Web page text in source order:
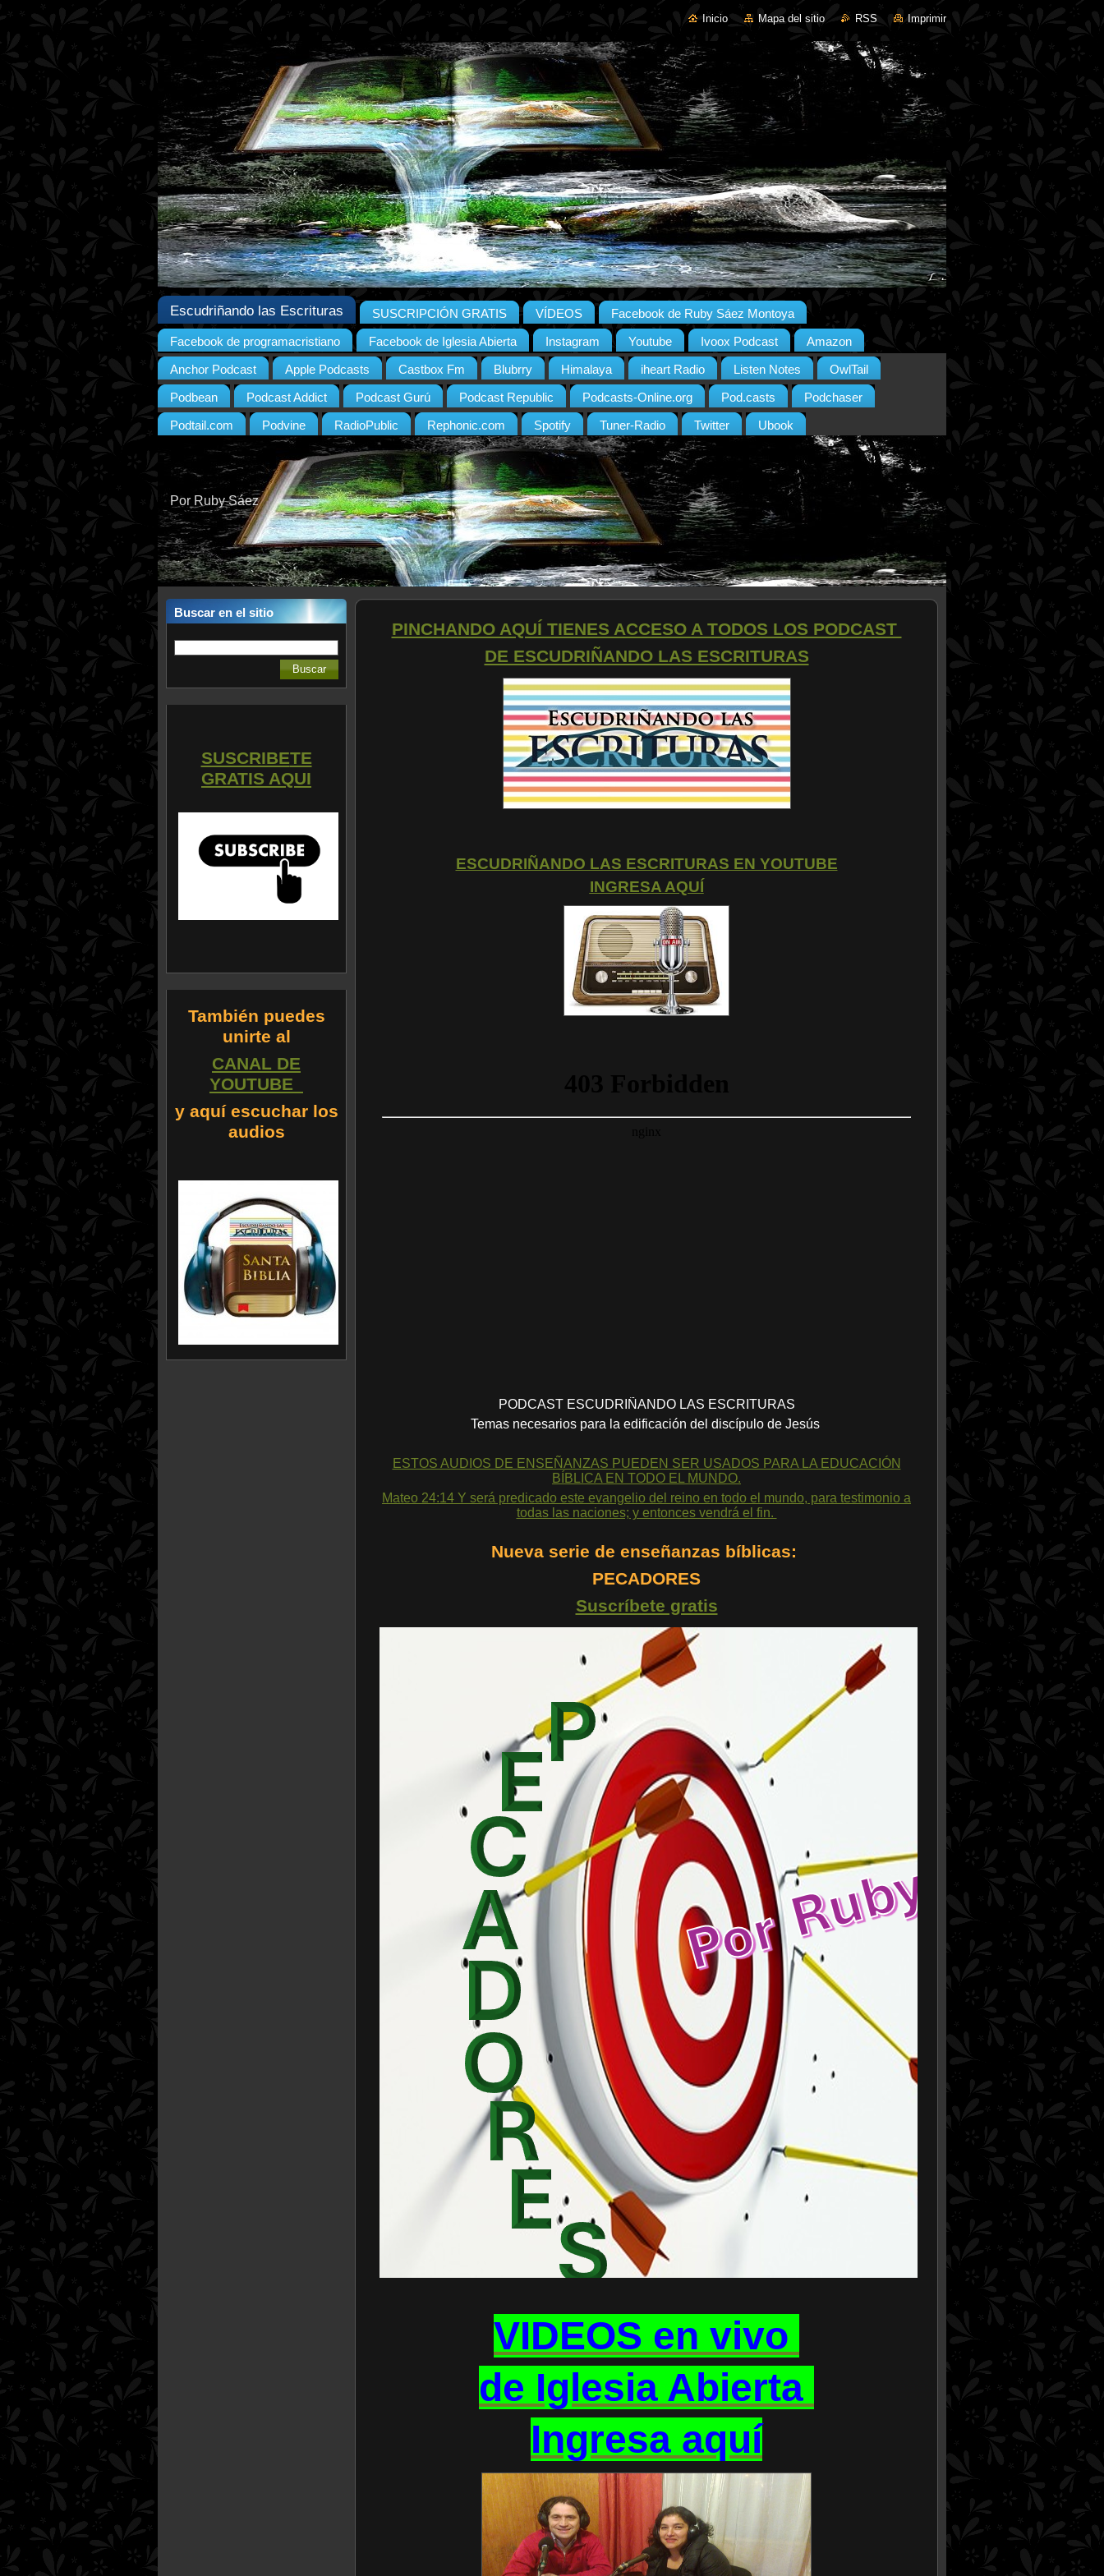
Inicio Mapa del sitio RSS Imprimir
Escudriñando las Escrituras SUSCRIPCIÓN GRATIS VÍDEOS Facebook de Ruby Sáez Montoya
Facebook de programacristiano Facebook de Iglesia Abierta Instagram Youtube Ivoox Podcast Amazon
Anchor Podcast Apple Podcasts Castbox Fm Blubrry Himalaya iheart Radio Listen Notes OwlTail
Podbean Podcast Addict Podcast Gurú Podcast Republic Podcasts-Online.org Pod.casts Podchaser
Podtail.com Podvine RadioPublic Rephonic.com Spotify Tuner-Radio Twitter Ubook
Por Ruby Sáez
Buscar en el sitio
SUSCRIBETE
GRATIS AQUI
También puedes
unirte al
CANAL DE
YOUTUBE
y aquí escuchar los
audios
PINCHANDO AQUÍ TIENES ACCESO A TODOS LOS PODCAST
DE ESCUDRIÑANDO LAS ESCRITURAS
ESCUDRIÑANDO LAS ESCRITURAS EN YOUTUBE
INGRESA AQUÍ
PODCAST ESCUDRIÑANDO LAS ESCRITURAS
Temas necesarios para la edificación del discípulo de Jesús
ESTOS AUDIOS DE ENSEÑANZAS PUEDEN SER USADOS PARA LA EDUCACIÓN
BÍBLICA EN TODO EL MUNDO.
Mateo 24:14 Y será predicado este evangelio del reino en todo el mundo, para testimonio a
todas las naciones; y entonces vendrá el fin.
Nueva serie de enseñanzas bíblicas:
PECADORES
Suscríbete gratis
VIDEOS en vivo
de Iglesia Abierta
Ingresa aquí